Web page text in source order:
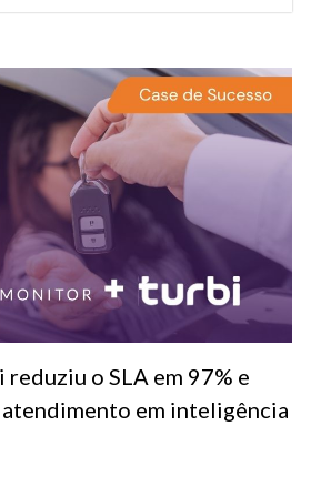
reduziu o SLA em 97% e
em inteligência